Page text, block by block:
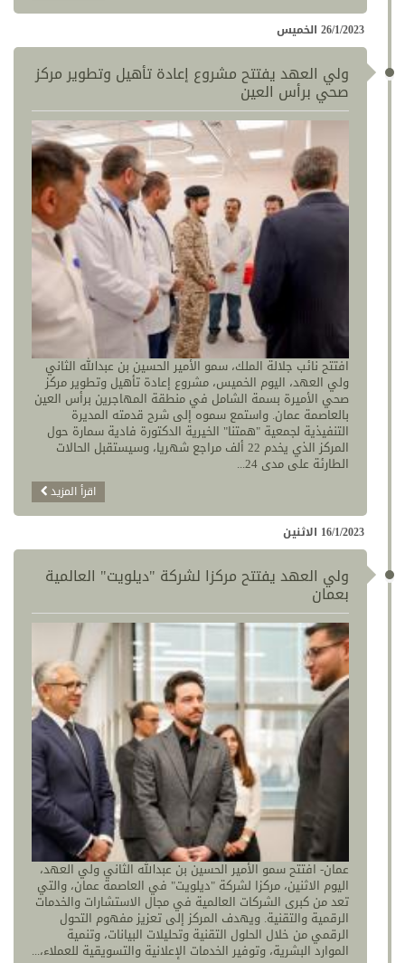
26/1/2023 الخميس
ولي العهد يفتتح مشروع إعادة تأهيل وتطوير مركز
صحي برأس العين
افتتح نائب جلالة الملك، سمو الأمير الحسين بن عبدالله الثاني
ولي العهد، اليوم الخميس، مشروع إعادة تأهيل وتطوير مركز
صحي الأميرة بسمة الشامل في منطقة المهاجرين برأس العين
بالعاصمة عمان. واستمع سموه إلى شرح قدمته المديرة
التنفيذية لجمعية "همتنا" الخيرية الدكتورة فادية سمارة حول
المركز الذي يخدم 22 ألف مراجع شهريا، وسيستقبل الحالات
الطارئة على مدى 24...
اقرأ المزيد
16/1/2023 الاثنين
ولي العهد يفتتح مركزا لشركة "ديلويت" العالمية
بعمان
عمان- افتتح سمو الأمير الحسين بن عبدالله الثاني ولي العهد،
اليوم الاثنين، مركزا لشركة "ديلويت" في العاصمة عمان، والتي
تعد من كبرى الشركات العالمية في مجال الاستشارات والخدمات
الرقمية والتقنية. ويهدف المركز إلى تعزيز مفهوم التحول
الرقمي من خلال الحلول التقنية وتحليلات البيانات، وتنمية
الموارد البشرية، وتوفير الخدمات الإعلانية والتسويقية للعملاء،...